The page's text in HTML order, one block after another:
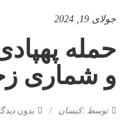
جولای 19, 2024
حمله
و شماری
توسط :کیسان بدون